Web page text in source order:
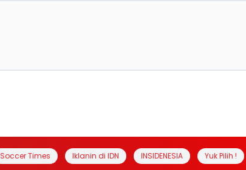
Soccer Times Iklanin di IDN INSIDENESIA Yuk Pilih !